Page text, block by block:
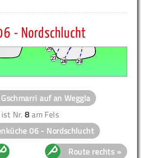
- Nordschlucht
auf an Weggla
ist Nr.8 am Fels
06 - Nordschlucht
Route rechts »